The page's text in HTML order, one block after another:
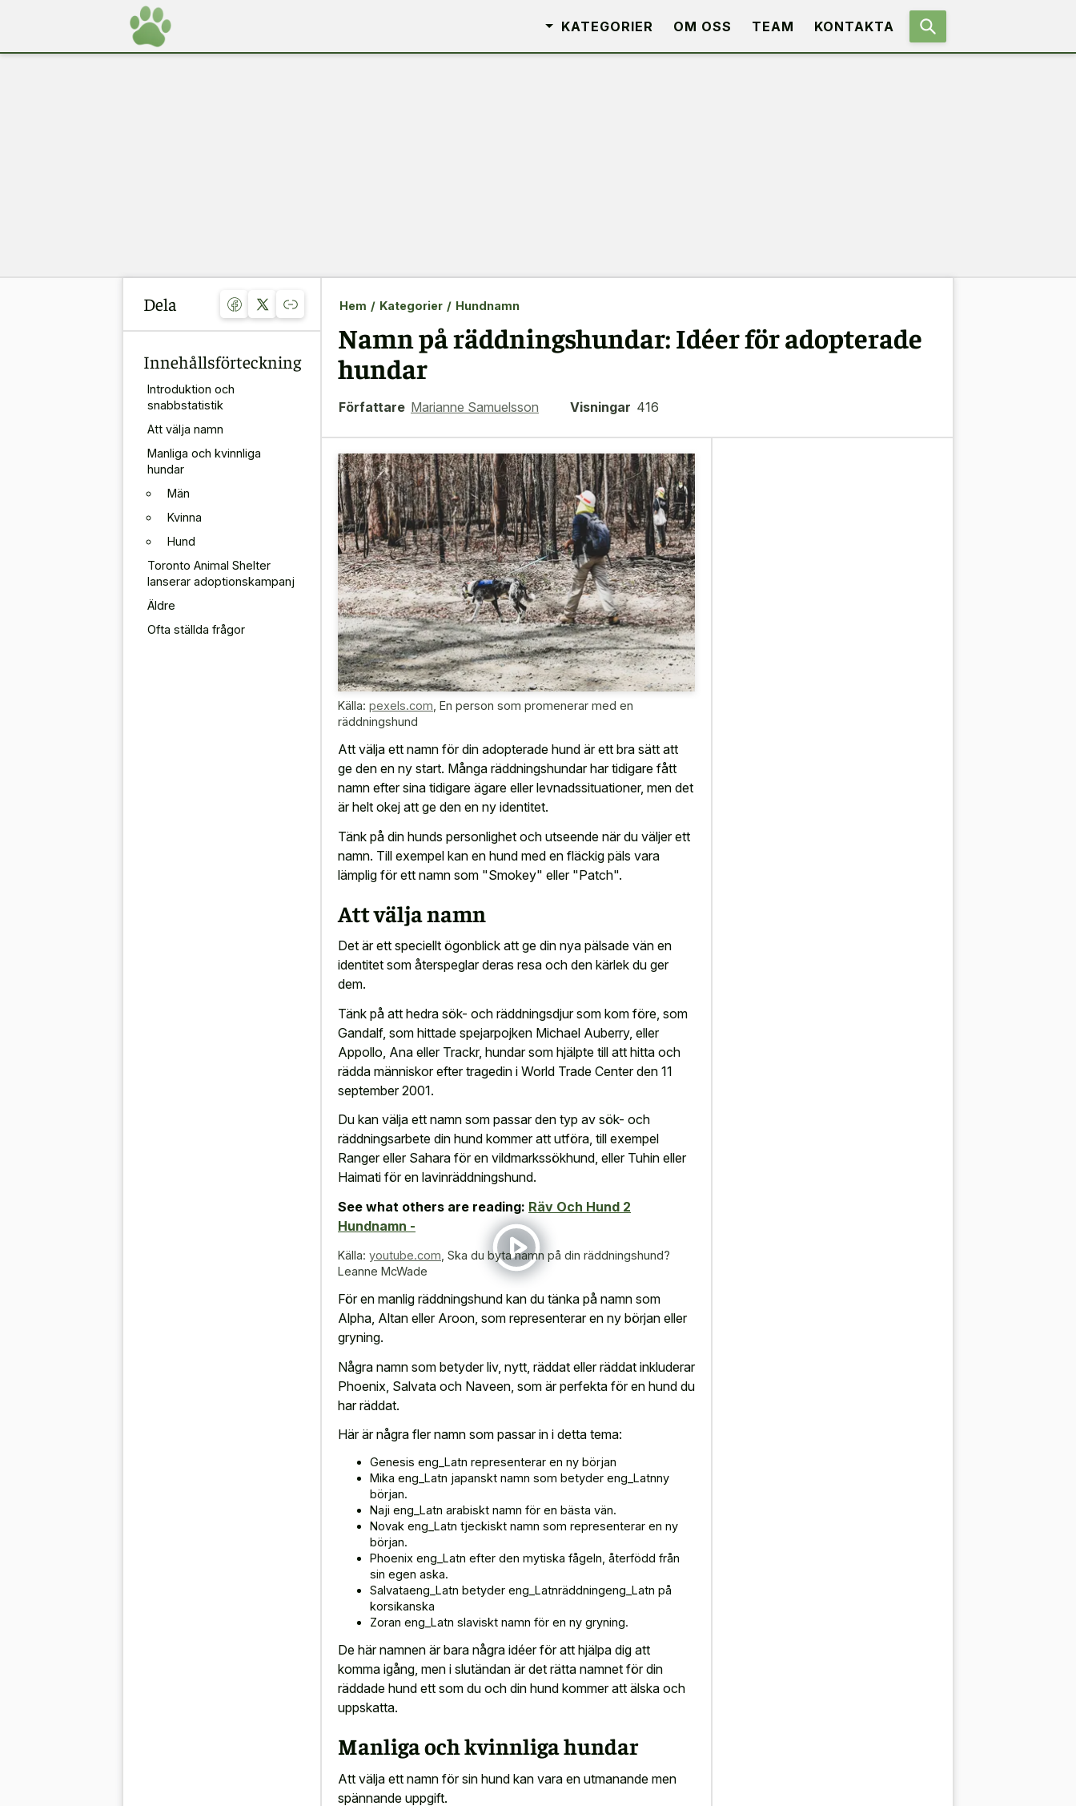
KATEGORIER OM OSS TEAM KONTAKTA
Dela
Innehållsförteckning
Introduktion och
snabbstatistik
Att välja namn
Manliga och kvinnliga
hundar
Män
Kvinna
Hund
Toronto Animal Shelter
lanserar adoptionskampanj
Äldre
Ofta ställda frågor
Hem / Kategorier / Hundnamn
Namn på räddningshundar: Idéer för adopterade
hundar
Författare Marianne Samuelsson Visningar 416
Källa: pexels.com En person som promenerar med en
räddningshund
Att välja ett namn för din adopterade hund är ett bra sätt att
ge den en ny start. Många räddningshundar har tidigare fått
namn efter sina tidigare ägare eller levnadssituationer, men det
är helt okej att ge den en ny identitet.
Tänk på din hunds personlighet och utseende när du väljer ett
namn. Till exempel kan en hund med en fläckig päls vara
lämplig för ett namn som "Smokey" eller "Patch".
Att välja namn
Det är ett speciellt ögonblick att ge din nya pälsade vän en
identitet som återspeglar deras resa och den kärlek du ger
dem.
Tänk på att hedra sök- och räddningsdjur som kom före, som
Gandalf, som hittade spejarpojken Michael Auberry, eller
Appollo, Ana eller Trackr, hundar som hjälpte till att hitta och
rädda människor efter tragedin i World Trade Center den 11
september 2001.
Du kan välja ett namn som passar den typ av sök- och
räddningsarbete din hund kommer att utföra, till exempel
Ranger eller Sahara för en vildmarkssökhund, eller Tuhin eller
Haimati för en lavinräddningshund.
See what others are reading: Räv Och Hund 2
Hundnamn -
Källa: youtube.com Ska du byta namn på din räddningshund?
Leanne McWade
För en manlig räddningshund kan du tänka på namn som
Alpha, Altan eller Aroon, som representerar en ny början eller
gryning.
Några namn som betyder liv, nytt, räddat eller räddat inkluderar
Phoenix, Salvata och Naveen, som är perfekta för en hund du
har räddat.
Här är några fler namn som passar in i detta tema:
Genesis eng_Latn representerar en ny början
Mika eng_Latn japanskt namn som betyder eng_Latnny
början.
Naji eng_Latn arabiskt namn för en bästa vän.
Novak eng_Latn tjeckiskt namn som representerar en ny
början.
Phoenix eng_Latn efter den mytiska fågeln, återfödd från
sin egen aska.
Salvataeng_Latn betyder eng_Latnräddningeng_Latn på
korsikanska
Zoran eng_Latn slaviskt namn för en ny gryning.
De här namnen är bara några idéer för att hjälpa dig att
komma igång, men i slutändan är det rätta namnet för din
räddade hund ett som du och din hund kommer att älska och
uppskatta.
Manliga och kvinnliga hundar
Att välja ett namn för sin hund kan vara en utmanande men
spännande uppgift.